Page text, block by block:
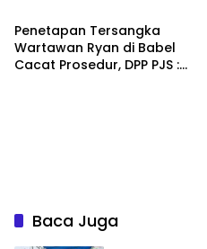
Penetapan Tersangka
Wartawan Ryan di Babel
Cacat Prosedur, DPP PJS :
Baca Juga